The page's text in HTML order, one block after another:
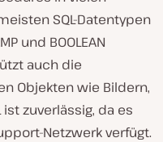
SQL-Datentypen
und BOOLEAN
auch die
Objekten wie Bildern,
ist zuverlässig, da es
Netzwerk verfügt.